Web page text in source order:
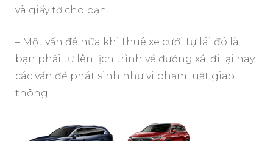
và giấy tờ cho bạn.
– Một vấn đề nữa khi thuê xe cưới tự lái đó là
bạn phải tự lên lịch trình về đướng xá, đi lại hay
các vấn đề phát sinh như vi phạm luật giao
thông.